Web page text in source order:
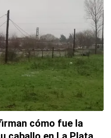
cómo fue la